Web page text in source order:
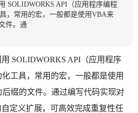
SOLIDWORKS API（应用程序编程
，常用的宏，一般都是使用VBA来
件。通
SOLIDWORKS API（应用程序
工具，常用的宏，一般都是使用
缀的文件。通过编写代码实现对
定义扩展，可高效完成重复性任